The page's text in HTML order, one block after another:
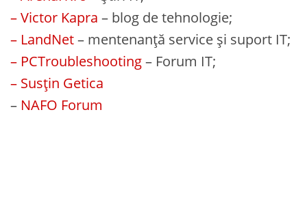
– Victor Kapra – blog de tehnologie;
– LandNet– mentenanță service și suport IT;
– PCTroubleshooting– Forum IT;
– Susțin Getica
– NAFO Forum